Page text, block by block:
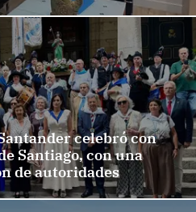
celebró con
Santiago, con una
de autoridades